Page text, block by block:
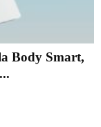
Body Smart,